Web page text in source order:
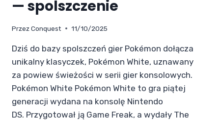
— spolszczenie
Przez Conquest 11/10/2025
Dziś do bazy spolszczeń gier Pokémon dołącza
unikalny klasyczek, Pokémon White, uznawany
za powiew świeżości w serii gier konsolowych.
Pokémon White Pokémon White to gra piątej
generacji wydana na konsolę Nintendo
DS. Przygotował ją Game Freak, a wydały The